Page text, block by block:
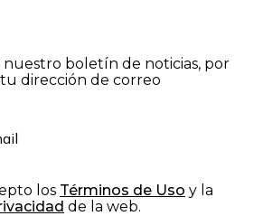
nuestro boletín de noticias, por
dirección de correo
los Términos de Uso y la
de la web.